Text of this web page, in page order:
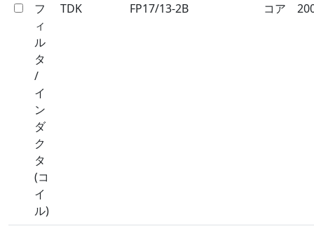
フ
ィ
ル
タ
/
イ
ン
ダ
ク
タ
(コ
イ
ル)
TDK FP17/13-2B コア